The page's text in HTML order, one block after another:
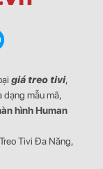
giá treo tivi,
mẫu mã,
hìnhHuman
Tivi Đa Năng,